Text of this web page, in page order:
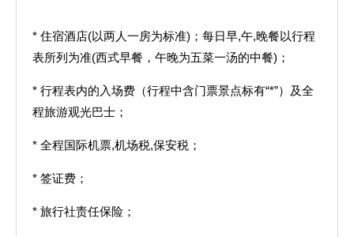
* 住宿酒店(以两人一房为标准)；每日早,午,晚餐以行程
表所列为准(西式早餐，午晚为五菜一汤的中餐)；
* 行程表内的入场费（行程中含门票景点标有“*”）及全
程旅游观光巴士；
* 全程国际机票,机场税,保安税；
* 签证费；
* 旅行社责任保险；